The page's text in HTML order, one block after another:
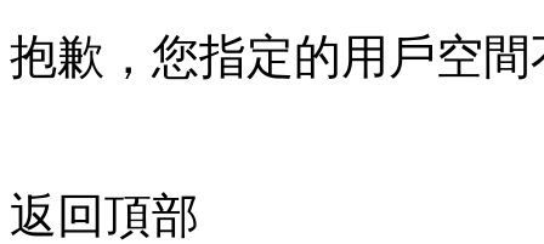
抱歉，您指定的用戶空間
返回頂部